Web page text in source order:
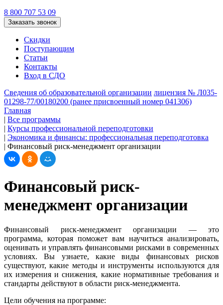
8 800 707 53 09
Заказать звонок
Скидки
Поступающим
Статьи
Контакты
Вход в СДО
Сведения об образовательной организации лицензия № Л035-
01298-77/00180200 (ранее присвоенный номер 041306)
Главная
| Все программы
| Курсы профессиональной переподготовки
| Экономика и финансы: профессиональная переподготовка
| Финансовый риск-менеджмент организации
Финансовый риск-
менеджмент организации
Финансовый риск-менеджмент организации — это
программа, которая поможет вам научиться анализировать,
оценивать и управлять финансовыми рисками в современных
условиях. Вы узнаете, какие виды финансовых рисков
существуют, какие методы и инструменты используются для
их измерения и снижения, какие нормативные требования и
стандарты действуют в области риск-менеджмента.
Цели обучения на программе: